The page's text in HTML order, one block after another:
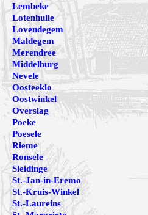
Lembeke
Lotenhulle
Lovendegem
Maldegem
Merendree
Middelburg
Nevele
Oosteeklo
Oostwinkel
Overslag
Poeke
Poesele
Rieme
Ronsele
Sleidinge
St.-Jan-in-Eremo
St.-Kruis-Winkel
St.-Laureins